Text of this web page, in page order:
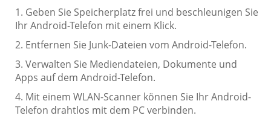
1. Geben Sie Speicherplatz frei und beschleunigen Sie
Ihr Android-Telefon mit einem Klick.
2. Entfernen Sie Junk-Dateien vom Android-Telefon.
3. Verwalten Sie Mediendateien, Dokumente und
Apps auf dem Android-Telefon.
4. Mit einem WLAN-Scanner können Sie Ihr Android-
Telefon drahtlos mit dem PC verbinden.